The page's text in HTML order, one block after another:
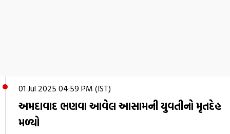
01 Jul 2025 04:59 PM (IST)
અમદાવાદ ભણવા આવેલ આસામની યુવતીનો મૃતદેહ
મળ્યો